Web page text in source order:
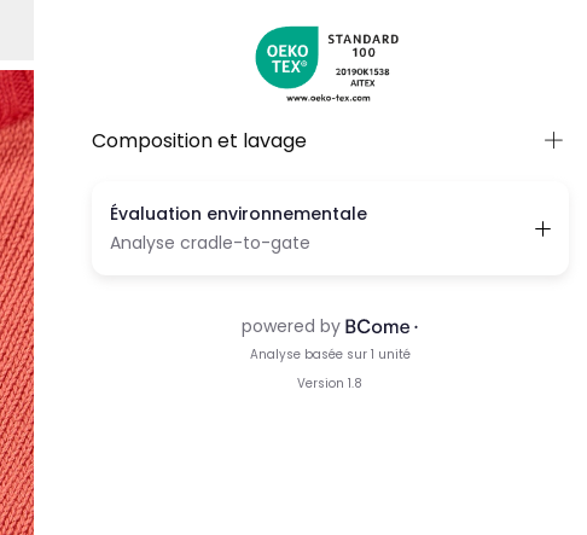
Parfait pour se combiner avec des pantalons ou des
robes, ce vêtement est polyvalent et pratique pour le
Composition et lavage